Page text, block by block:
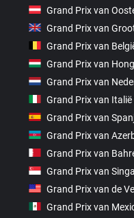
Grand Prix van
Grand Prix van
Grand Prix van
Grand Prix van
Grand Prix van
Grand Prix van
Grand Prix van
Grand Prix van
Grand Prix van
Grand Prix van
Grand Prix van de
Grand Prix van